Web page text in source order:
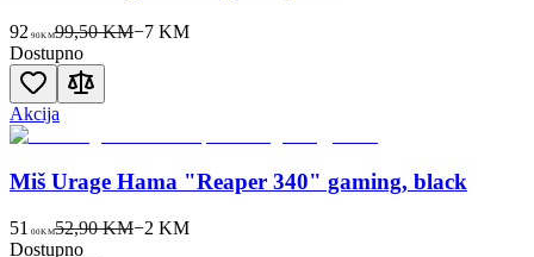
92 90KM99,50 KM−7KM
Dostupno
Akcija
Miš Urage Hama "Reaper 340" gaming, black
51 00KM52,90 KM−2 KM
Dostupno